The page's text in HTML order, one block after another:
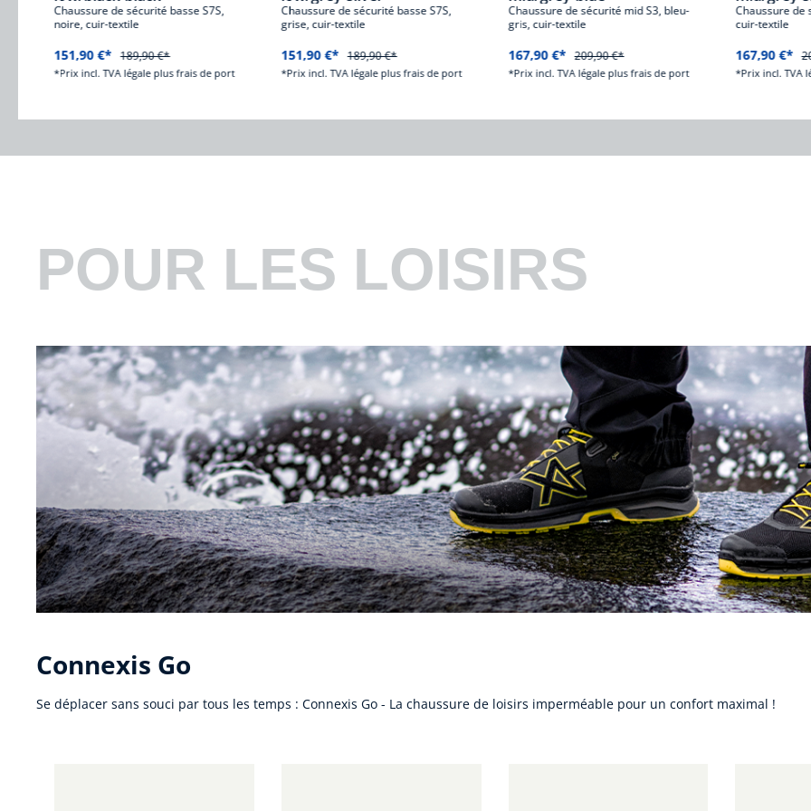
Chaussure de sécurité basse S7S,
noire, cuir-textile
151,90 €* 189,90 €*
*Prix incl. TVA légale plus frais de port
Chaussure de sécurité basse S7S,
grise, cuir-textile
151,90 €* 189,90 €*
*Prix incl. TVA légale plus frais de port
Chaussure de sécurité mid S3, bleu-
gris, cuir-textile
167,90 €* 209,90 €*
*Prix incl. TVA légale plus frais de port
Chaussure de
cuir-textile
167,90 €*
*Prix incl. TVA
POUR LES LOISIRS
Connexis Go
Se déplacer sans souci par tous les temps : Connexis Go - La chaussure de loisirs imperméable pour un confort maximal !